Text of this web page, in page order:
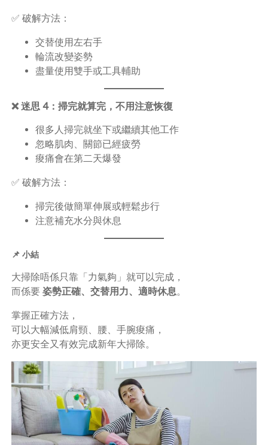
✅ 破解方法：
交替使用左右手
輪流改變姿勢
盡量使用雙手或工具輔助
❌ 迷思 4：掃完就算完，不用注意恢復
很多人掃完就坐下或繼續其他工作
忽略肌肉、關節已經疲勞
痠痛會在第二天爆發
✅ 破解方法：
掃完後做簡單伸展或輕鬆步行
注意補充水分與休息
📌 小結
大掃除唔係只靠「力氣夠」就可以完成，
而係要 姿勢正確、交替用力、適時休息。
掌握正確方法，
可以大幅減低肩頸、腰、手腕痠痛，
亦更安全又有效完成新年大掃除。